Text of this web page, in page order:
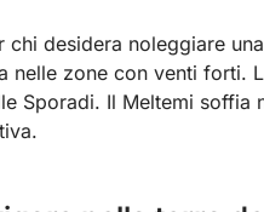
desidera noleggiare
nelle zone con venti forti.
Sporadi. Il Meltemi soffia